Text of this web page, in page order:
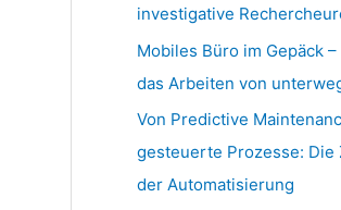
investigative
Mobiles Büro im Gepäck
das Arbeiten von
Von Predictive
gesteuerte Prozesse: Die
der Automatisierung